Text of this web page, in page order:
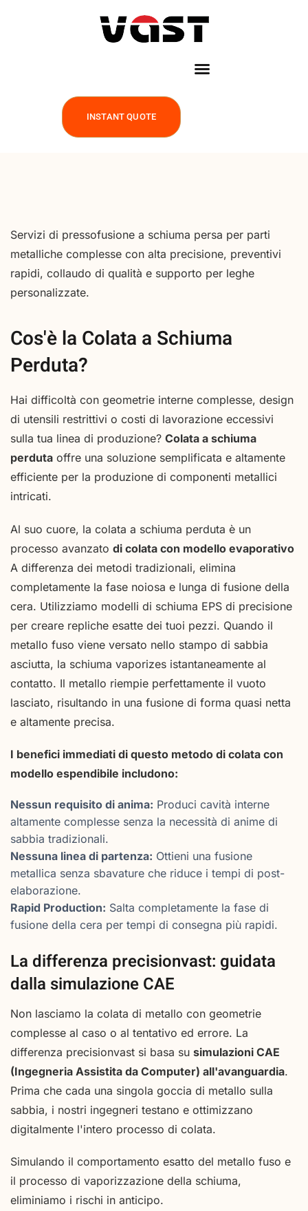
INSTANT QUOTE
Servizi di pressofusione a schiuma persa per parti
metalliche complesse con alta precisione, preventivi
rapidi, collaudo di qualità e supporto per leghe
personalizzate.
Cos'è la Colata a Schiuma
Perduta?
Hai difficoltà con geometrie interne complesse, design
di utensili restrittivi o costi di lavorazione eccessivi
sulla tua linea di produzione? Colata a schiuma
perduta offre una soluzione semplificata e altamente
efficiente per la produzione di componenti metallici
intricati.
Al suo cuore, la colata a schiuma perduta è un
processo avanzato di colata con modello evaporativo
A differenza dei metodi tradizionali, elimina
completamente la fase noiosa e lunga di fusione della
cera. Utilizziamo modelli di schiuma EPS di precisione
per creare repliche esatte dei tuoi pezzi. Quando il
metallo fuso viene versato nello stampo di sabbia
asciutta, la schiuma vaporizes istantaneamente al
contatto. Il metallo riempie perfettamente il vuoto
lasciato, risultando in una fusione di forma quasi netta
e altamente precisa.
I benefici immediati di questo metodo di colata con
modello espendibile includono:
Nessun requisito di anima: Produci cavità interne
altamente complesse senza la necessità di anime di
sabbia tradizionali.
Nessuna linea di partenza: Ottieni una fusione
metallica senza sbavature che riduce i tempi di post-
elaborazione.
Rapid Production: Salta completamente la fase di
fusione della cera per tempi di consegna più rapidi.
La differenza precisionvast: guidata
dalla simulazione CAE
Non lasciamo la colata di metallo con geometrie
complesse al caso o al tentativo ed errore. La
differenza precisionvast si basa su simulazioni CAE
(Ingegneria Assistita da Computer) all'avanguardia.
Prima che cada una singola goccia di metallo sulla
sabbia, i nostri ingegneri testano e ottimizzano
digitalmente l'intero processo di colata.
Simulando il comportamento esatto del metallo fuso e
il processo di vaporizzazione della schiuma,
eliminiamo i rischi in anticipo.